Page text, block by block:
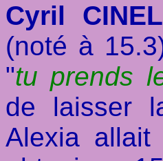
Cyril
(noté à
"tu prends
de laisser
Alexia